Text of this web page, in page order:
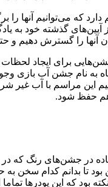
که می‌توانیم آنها را
گذشته خود به
آنها را گسترش دهیم و
برای ایجاد
نام جشن آب بازی وجود
این مراسم با آب
هم حفظ شود.
در جشن‌ها‌ی رنگ که
تا بدانم کدام سخن